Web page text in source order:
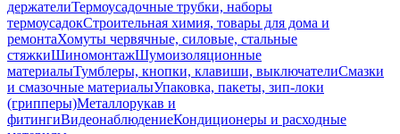
держателиТермоусадочные трубки, наборы
термоусадокСтроительная химия, товары для дома и
ремонтаХомуты червячные, силовые, стальные
стяжкиШиномонтажШумоизоляционные
материалыТумблеры, кнопки, клавиши, выключателиСмазки
и смазочные материалыУпаковка, пакеты, зип-локи
(грипперы)Металлорукав и
фитингиВидеонаблюдениеКондиционеры и расходные